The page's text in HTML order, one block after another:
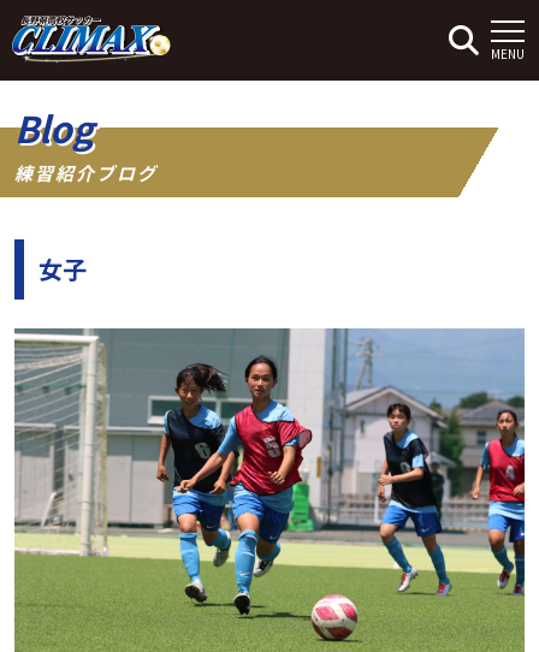
MENU
Blog
練習紹介ブログ
女子